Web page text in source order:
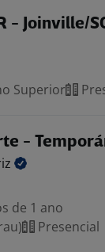
- Joinville/
Superior
-
de 1 ano
Presencial